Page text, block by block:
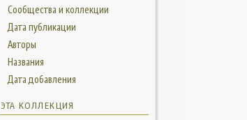
Сообщества и коллекции
Дата публикации
Авторы
Названия
Дата добавления
ЭТА КОЛЛЕКЦИЯ